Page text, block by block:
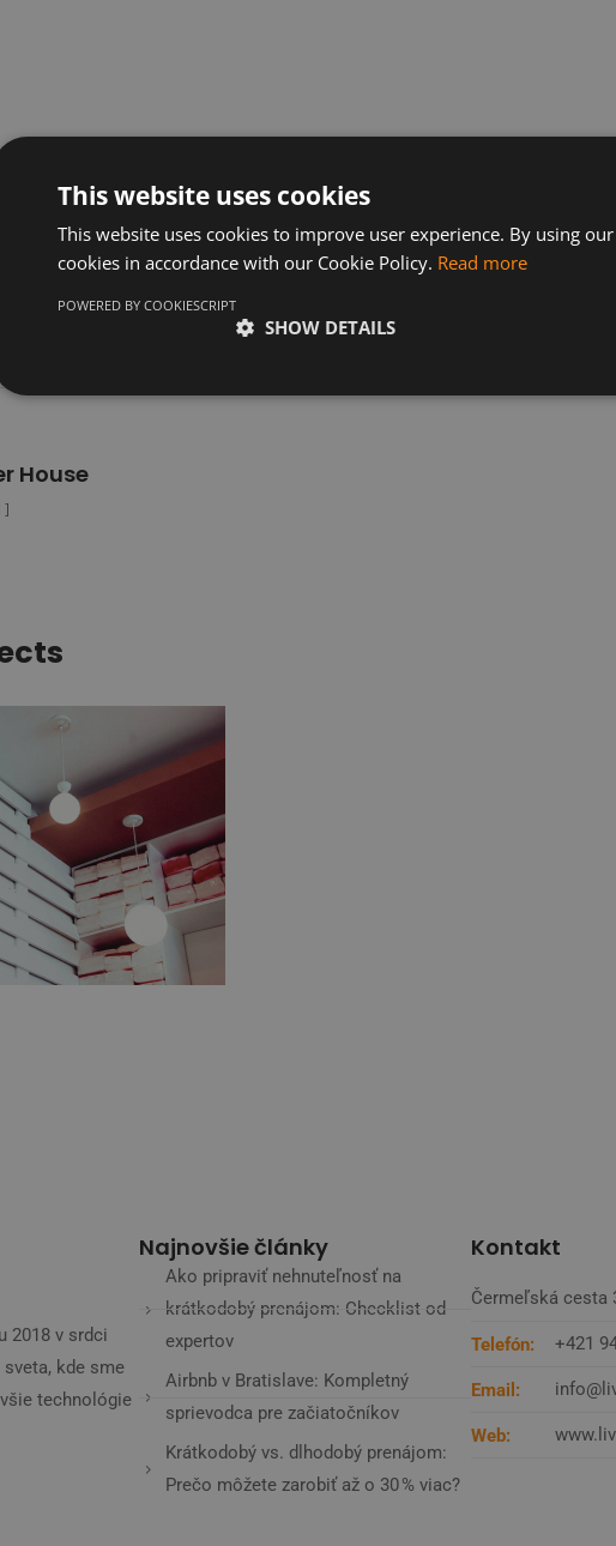
House
]
2018 v srdci
sveta, kde sme
technológie
Najnovšie články
Ako pripraviť nehnuteľnosť na
krátkodobý prenájom: Checklist od
expertov
Airbnb v Bratislave: Kompletný
sprievodca pre začiatočníkov
Krátkodobý vs. dlhodobý prenájom:
Prečo môžete zarobiť až o 30 % viac?
Kontakt
Čermeľská cesta
Telefón: +421
Email:
Web:
This website uses cookies
This website uses cookies to improve user experience. By using
cookies in accordance with our Cookie Policy. Read more
SHOW DETAILS
POWERED BY COOKIESCRIPT